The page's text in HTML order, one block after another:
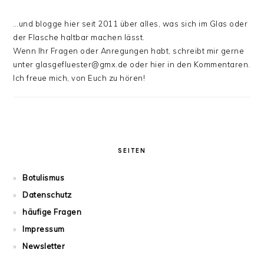
…und blogge hier seit 2011 über alles, was sich im Glas oder
der Flasche haltbar machen lässt.
Wenn Ihr Fragen oder Anregungen habt, schreibt mir gerne
unter glasgefluester@gmx.de oder hier in den Kommentaren.
Ich freue mich, von Euch zu hören!
SEITEN
Botulismus
Datenschutz
häufige Fragen
Impressum
Newsletter